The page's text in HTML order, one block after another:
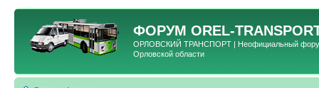
ФОРУМ OREL-
ОРЛОВСКИЙ ТРАНСПОРТ | Неофициальный форум
Орловской области